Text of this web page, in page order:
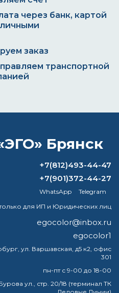
через банк, картой
транспортной
краски
краской по
краску: ацетон или
+7(812)493-44-47
+7(901)372-44-27
WhatsApp
Telegram
для ИП и Юридических лиц
egocolor@inbox.ru
egocolor1
ул. Варшавская, д5 к2, офис
301
пн-пт с 9-00 до 18-00
ул., стр. 20/18 (терминал ТК